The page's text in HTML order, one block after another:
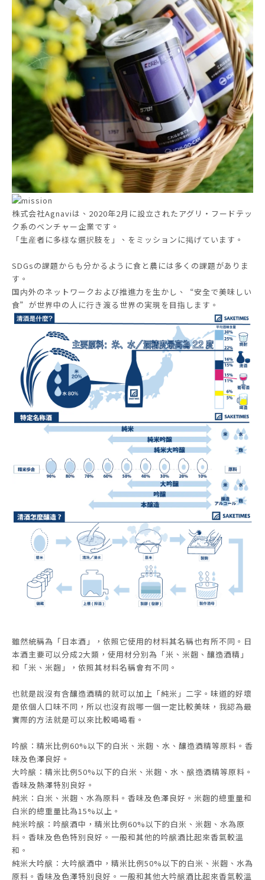
株式会社Agnaviは、2020年2月に設立されたアグリ・フードテッ
ク系のベンチャー企業です。
「生産者に多様な選択肢を」、をミッションに掲げています。
SDGsの課題からも分かるように食と農には多くの課題がありま
す。
国内外のネットワークおよび推進力を生かし、“安全で美味しい
食”が世界中の人に行き渡る世界の実現を目指します。
雖然統稱為「日本酒」，依照它使用的材料其名稱也有所不同。日
本酒主要可以分成2大類，使用材分別為「米、米麴、釀造酒精」
和「米、米麴」，依照其材料名稱會有不同。
也就是說沒有含釀造酒精的就可以加上「純米」二字。味道的好壞
是依個人口味不同，所以也沒有說哪一個一定比較美味，我認為最
實際的方法就是可以來比較喝喝看。
吟醸：精米比例60%以下的白米、米麴、水、釀造酒精等原料。香
味及色澤良好。
大吟醸：精米比例50%以下的白米、米麴、水、醸造酒精等原料。
香味及熱澤特別良好。
純米：白米、米麴、水為原料。香味及色澤良好。米麴的總重量和
白米的總重量比為15%以上。
純米吟醸：吟醸酒中，精米比例60%以下的白米、米麴、水為原
料。香味及色色特別良好。一般和其他的吟醸酒比起來香氣較溫
和。
純米大吟醸：大吟醸酒中，精米比例50%以下的白米、米麴、水為
原料。香味及色澤特別良好。一般和其他大吟醸酒比起來香氣較溫